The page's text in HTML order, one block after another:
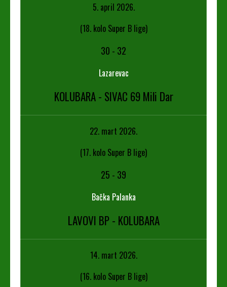
5. april 2026.
(18. kolo Super B lige)
30 - 32
Lazarevac
KOLUBARA - SIVAC 69 Mili Dar
22. mart 2026.
(17. kolo Super B lige)
25 - 39
Bačka Palanka
LAVOVI BP - KOLUBARA
14. mart 2026.
(16. kolo Super B lige)